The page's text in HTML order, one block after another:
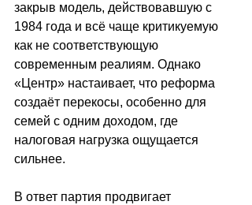
закрыв модель, действовавшую с
1984 года и всё чаще критикуемую
как не соответствующую
современным реалиям. Однако
«Центр» настаивает, что реформа
создаёт перекосы, особенно для
семей с одним доходом, где
налоговая нагрузка ощущается
сильнее.
В ответ партия продвигает